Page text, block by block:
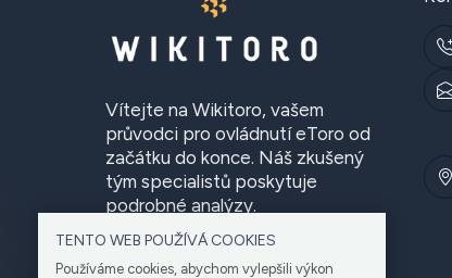
TENTO WEB POUŽÍVÁ COOKIES
Používáme cookies, abychom vylepšili výkon
Vítejte na Wikitoro, vašem
průvodci pro ovládnutí eToro od
začátku do konce. Náš zkušený
tým specialistů poskytuje
podrobné analýzy.